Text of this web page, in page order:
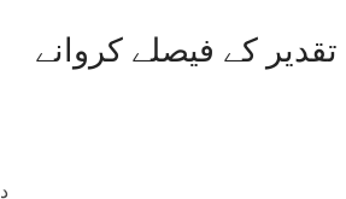
کے فیصلے کروانے